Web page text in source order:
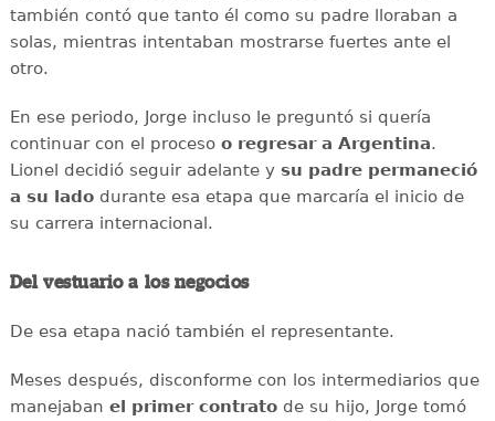
también contó que tanto él como su padre lloraban a
solas, mientras intentaban mostrarse fuertes ante el
otro.
En ese periodo, Jorge incluso le preguntó si quería
continuar con el proceso o regresar a Argentina.
Lionel decidió seguir adelante y su padre permaneció
a su ladodurante esa etapa que marcaría el inicio de
su carrera internacional.
Del vestuario a los negocios
De esa etapa nació también el representante.
Meses después, disconforme con los intermediarios que
manejaban el primer contratode su hijo, Jorge tomó